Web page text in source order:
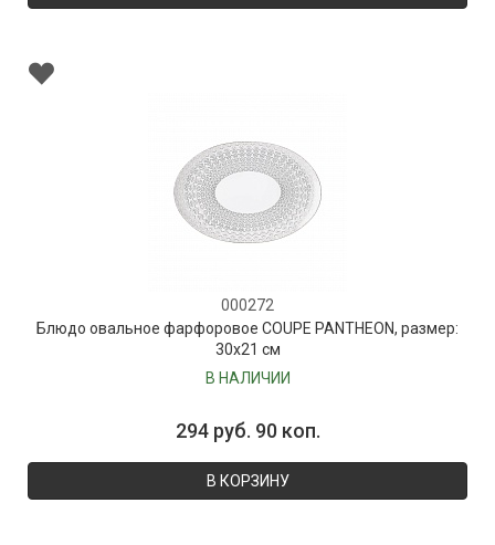
000272
Блюдо овальное фарфоровое COUPE PANTHEON, размер:
30х21 см
В НАЛИЧИИ
294 руб. 90 коп.
В КОРЗИНУ